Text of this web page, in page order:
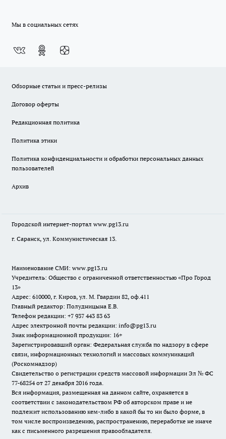
Мы в социальных сетях
Обзорные статьи и пресс-релизы
Договор оферты
Редакционная политика
Политика этики
Политика конфиденциальности и обработки персональных данных
пользователей
Архив
Городской интернет-портал www.pg13.ru
г. Саранск, ул. Коммунистическая 13.
Наименование СМИ: www.pg13.ru
Учредитель: Общество с ограниченной ответственностью «Про Город
13»
Адрес: 610000, г. Киров, ул. М. Гвардии 82, оф.411
Главный редактор: Полудницына Е.В.
Телефон редакции: +7 937 443 83 63
Адрес электронной почты редакции: info@pg13.ru
Знак информационной продукции: 16+
Зарегистрировавший орган: Федеральная служба по надзору в сфере
связи, информационных технологий и массовых коммуникаций
(Роскомнадзор)
Свидетельство о регистрации средств массовой информации Эл № ФС
77-68254 от 27 декабря 2016 года.
Вся информация, размещенная на данном сайте, охраняется в
соответствии с законодательством РФ об авторском праве и не
подлежит использованию кем-либо в какой бы то ни было форме, в
том числе воспроизведению, распространению, переработке не иначе
как с письменного разрешения правообладателя.